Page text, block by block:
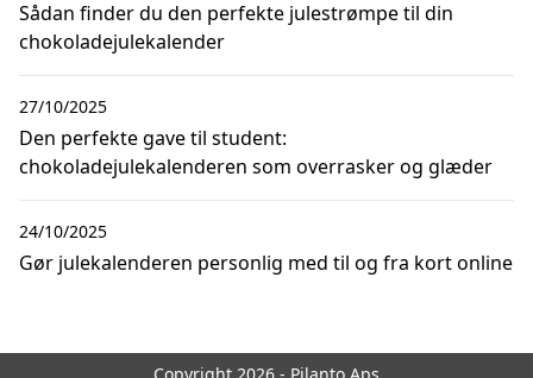
Sådan finder du den perfekte julestrømpe til din
chokoladejulekalender
Den perfekte gave til student:
chokoladejulekalenderen som overrasker og glæder
27/10/2025
Gør julekalenderen personlig med til og fra kort online
24/10/2025